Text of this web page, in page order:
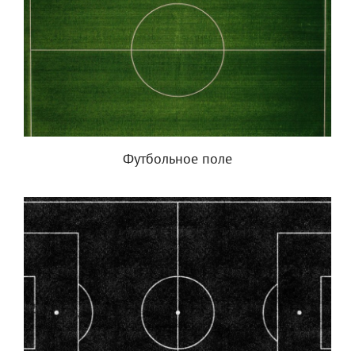
Футбольное поле